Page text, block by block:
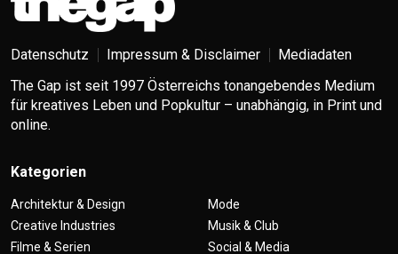
Datenschutz Impressum & Disclaimer
Mediadaten
The Gap ist seit 1997 Österreichs tonangebendes Medium
für kreatives Leben und Popkultur – unabhängig, in Print und
online.
Kategorien
Architektur & Design
Creative Industries
Filme & Serien
Mode
Musik & Club
Social & Media